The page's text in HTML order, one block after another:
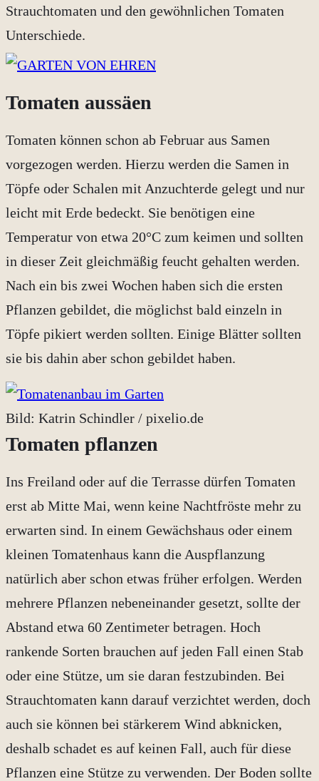
Strauchtomaten und den gewöhnlichen Tomaten
Unterschiede.
Tomaten aussäen
Tomaten können schon ab Februar aus Samen
vorgezogen werden. Hierzu werden die Samen in
Töpfe oder Schalen mit Anzuchterde gelegt und nur
leicht mit Erde bedeckt. Sie benötigen eine
Temperatur von etwa 20°C zum keimen und sollten
in dieser Zeit gleichmäßig feucht gehalten werden.
Nach ein bis zwei Wochen haben sich die ersten
Pflanzen gebildet, die möglichst bald einzeln in
Töpfe pikiert werden sollten. Einige Blätter sollten
sie bis dahin aber schon gebildet haben.
Bild: Katrin Schindler / pixelio.de
Tomaten pflanzen
Ins Freiland oder auf die Terrasse dürfen Tomaten
erst ab Mitte Mai, wenn keine Nachtfröste mehr zu
erwarten sind. In einem Gewächshaus oder einem
kleinen Tomatenhaus kann die Auspflanzung
natürlich aber schon etwas früher erfolgen. Werden
mehrere Pflanzen nebeneinander gesetzt, sollte der
Abstand etwa 60 Zentimeter betragen. Hoch
rankende Sorten brauchen auf jeden Fall einen Stab
oder eine Stütze, um sie daran festzubinden. Bei
Strauchtomaten kann darauf verzichtet werden, doch
auch sie können bei stärkerem Wind abknicken,
deshalb schadet es auf keinen Fall, auch für diese
Pflanzen eine Stütze zu verwenden. Der Boden sollte